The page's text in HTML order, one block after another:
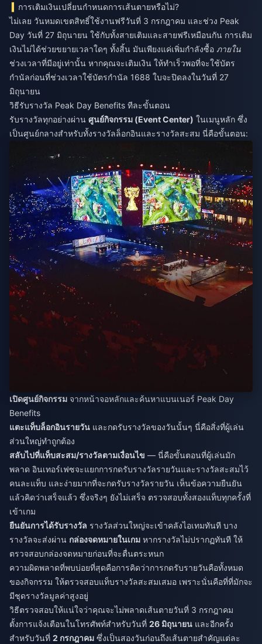
การเติมเงินเปลี่ยนกำหนดการเส้นตายหรือไม่?
ไม่เลย วันหมดเขตสิทธิ์ใช้งานฟรีวันที่ 3 กรกฎาคม และช่วง Peak
Day วันที่ 27 มิถุนายน ใช้กับทั้งสายเติมและสายฟรีเหมือนกัน การเติม
เงินไม่ได้ช่วยขยายเวลาใดๆ ทั้งสิ้น มันเพียงแค่เพิ่มกำลังซื้อ ภายใน
ช่วงเวลาที่มีอยู่เท่านั้น หากคุณจะเติมเงิน ให้ทำเร็วพอที่จะใช้บัตร
กำนัลก่อนที่ช่วงเวลาใช้บัตรกำนัล 1688 ใบจะปิดลงในวันที่ 27
มิถุนายน
วิธีรับรางวัล Peak Day Benefits ทีละขั้นตอน
รับรางวัลทุกอย่างผ่าน ศูนย์กิจกรรม (Event Center) ในเมนูหลัก ซึ่ง
เป็นศูนย์กลางสำหรับทั้งรางวัลล็อกอินและรางวัลสะสม นี่คือขั้นตอน:
เปิดศูนย์กิจกรรม จากหน้าจอหลักและค้นหาแบนเนอร์ Peak Day
Benefits
แตะแท็บล็อกอินรายวัน และกดรับรางวัลของวันนั้นๆ นี่คือสิ่งที่ผู้เล่น
ส่วนใหญ่ทำถูกต้อง
สลับไปที่แท็บสะสม/รางวัลตามเงื่อนไข — นี่คือขั้นตอนที่ผู้เล่นมัก
พลาด อินเทอร์เฟซจะแยกการกดรับรางวัลรายวันและรางวัลสะสมไว้
คนละแท็บ และง่ายมากที่จะกดรับรางวัลรายวัน เห็นข้อความยืนยัน
แล้วคิดว่าเสร็จแล้ว ซึ่งจริงๆ ยังไม่เสร็จ ตรวจสอบทั้งสองแท็บทุกครั้งที่
เข้าเกม
ยืนยันการได้รับรางวัล รางวัลส่วนใหญ่จะเข้าคลังไอเทมทันที บาง
รางวัลจะส่งผ่าน กล่องจดหมายในเกม หากรางวัลไม่ปรากฏทันที ให้
ตรวจสอบกล่องจดหมายก่อนที่จะตื่นตระหนก
ความผิดพลาดที่พบบ่อยที่สุดคือการคิดว่าการกดรับรายวันคือทั้งหมด
ของกิจกรรม ให้ตรวจสอบแท็บรางวัลสะสมเสมอ เพราะนั่นคือที่ที่มักจะ
มีชุดรางวัลมูลค่าสูงอยู่
วิธีตรวจสอบให้แน่ใจว่าคุณจะไม่พลาดเส้นตายวันที่ 3 กรกฎาคม
ตั้งการแจ้งเตือนในโทรศัพท์สำหรับวันที่ 26 มิถุนายน และอีกครั้ง
สำหรับวันที่ 2 กรกฎาคม ซึ่งเป็นสองวันก่อนถึงเส้นตายสำคัญแต่ละ